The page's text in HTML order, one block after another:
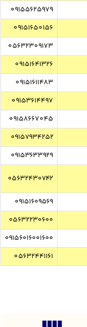
09155625979
09151650156
05632309173
09151641326
09151611483
09153614497
09158667045
۰۹۱۵۷۹۳۴۲۵۲
۰۹۱۵۳۶۳۳۹۲۹
۰۵۶۳۲۴۳۰۷۴۲
۰۹۱۵۱۶۰۹۵۶۹
۰۵۶۳۲۲۳۰۶۰۰
۰۹۱۵۶۰۱۶۰۰‌۱۶۰۰
05632441161